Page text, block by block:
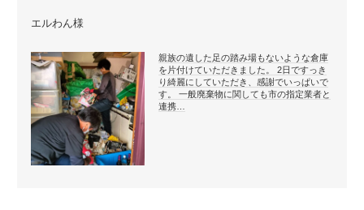
エルわん様
親族の遺した足の踏み場もないような倉庫
を片付けていただきました。 2日ですっき
り綺麗にしていただき、感謝でいっぱいで
す。 一般廃棄物に関しても市の指定業者と
連携…